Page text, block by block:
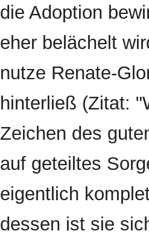
die Adoption
eher belächelt
nutze Renate-
hinterließ (Zitat:
Zeichen des
auf geteiltes
eigentlich
dessen ist sie